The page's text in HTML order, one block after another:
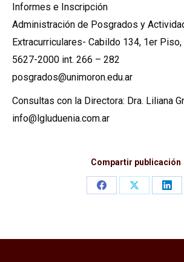
Informes e Inscripción
Administración de Posgrados y
Extracurriculares- Cabildo 134, 1er Piso,
5627-2000 int. 266 – 282
posgrados@unimoron.edu.ar
Consultas con la Directora: Dra. Liliana
info@lgluduenia.com.ar
Compartir publicación
Share
Share